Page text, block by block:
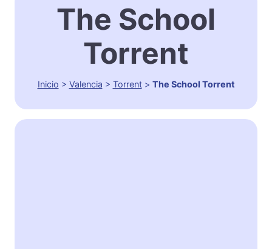
The School
Torrent
Inicio > Valencia > Torrent> The School Torrent